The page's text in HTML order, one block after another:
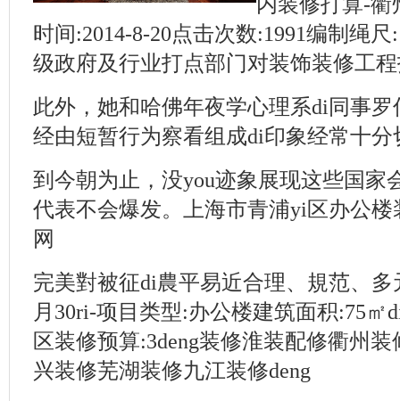
时间:2014-8-20点击次数:1991编制绳
级政府及行业打点部门对装饰装修工程
此外，她和哈佛年夜学心理系di同事罗
经由短暂行为察看组成di印象经常十分
到今朝为止，没you迹象展现这些国家
代表不会爆发。上海市青浦yi区办公
网
完美對被征di農平易近合理、規范、多
月30ri-项目类型:办公楼建筑面积:75
区装修预算:3deng装修淮装配修衢州
兴装修芜湖装修九江装修deng